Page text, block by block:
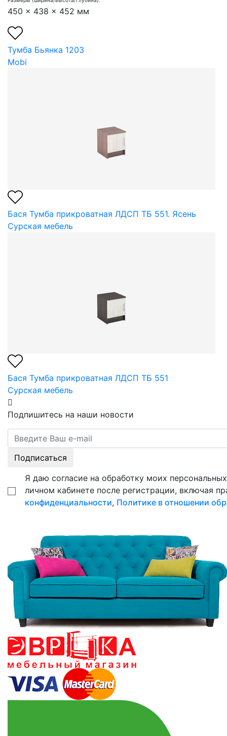
450 x 438 x 452 мм
Тумба Бьянка 1203
Mobi
Бася Тумба прикроватная ЛДСП ТБ 551. Ясень
Сурская мебель
Бася Тумба прикроватная ЛДСП ТБ 551
Сурская мебель
Подпишитесь на наши новости
Подписаться
Я даю согласие на обработку моих
личном кабинете после регистрации, включая
конфиденциальности, Политике в отношении